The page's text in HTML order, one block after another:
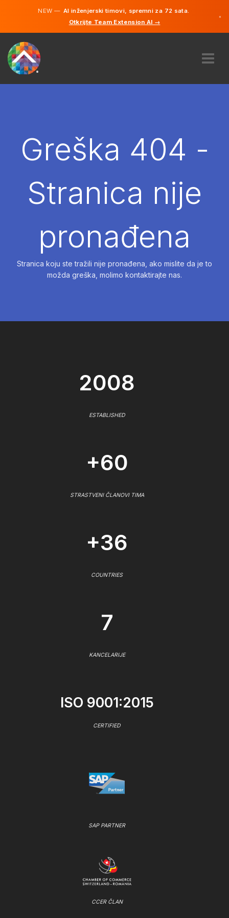
NEW —AI inženjerski timovi, spremni za 72 sata.
Otkrijte Team Extension AI →
×
NAJAMGreška 404 -
Stranica nije
pronađena
Stranica koju ste tražili nije pronađena, ako mislite da je to
možda greška, molimo kontaktirajte nas.
2008
ESTABLISHED
+60
STRASTVENI ČLANOVI TIMA
+36
COUNTRIES
7
KANCELARIJE
ISO 9001:2015
CERTIFIED
SAP PARTNER
CCER ČLAN